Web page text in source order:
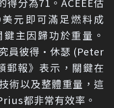
分為71。ACEEE估
元即可滿足燃料成
主因歸功於重量。
員彼得·休瑟 (Peter
郵報》表示，關鍵在
術以及整體重量，這
都非常有效率。